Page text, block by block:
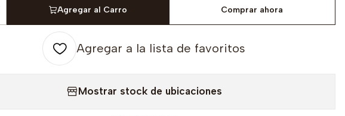
Agregar al Carro Comprar ahora
Agregar a la lista de favoritos
Mostrar stock de ubicaciones